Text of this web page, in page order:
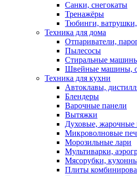
Санки, снегокаты
Тренажёры
Тюбинги,
Техника для дома
Отпариватели,
Пылесосы
Стиральные
Швейные машины,
Техника для кухни
Автоклавы,
Блендеры
Варочные панели
Вытяжки
Духовые,
Микроволновые
Морозильные лари
Мультиварки,
Мясорубки,
Плиты